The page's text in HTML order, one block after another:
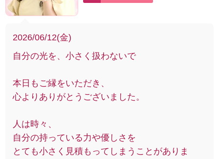
2026/06/12(金)
自分の光を、小さく扱わないで
本日もご縁をいただき、
心よりありがとうございました。
人は時々、
自分の持っている力や優しさを
とても小さく見積もってしまうことがありま